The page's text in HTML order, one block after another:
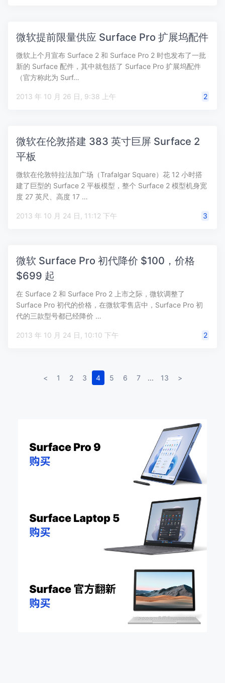
微软提前限量供应 Surface Pro 扩展坞配件
微软上个月宣布 Surface 2 和 Surface Pro 2 时也发布了一批
新的 Surface 配件，其中就包括了 Surface Pro 扩展坞配件
（官方称此为 Surf…
2013 年 10 月 26 日, 9:38 上午 2
微软在伦敦搭建 383 英寸巨屏 Surface 2
平板
微软在伦敦特拉法加广场（Trafalgar Square）花 12 小时搭
建了巨型的 Surface 2 平板模型，整个 Surface 2 模型机身宽
度 27 英尺、高度 17 …
2013 年 10 月 24 日, 11:12 下午 3
微软 Surface Pro 初代降价 $100，价格
$699 起
在 Surface 2 和 Surface Pro 2 上市之际，微软调整了
Surface Pro 初代的价格，在微软零售店中，Surface Pro 初
代的三款型号都已经降价 …
2013 年 10 月 24 日, 10:10 下午 2
< 1 2 3 4 5 6 7 ... 13 >